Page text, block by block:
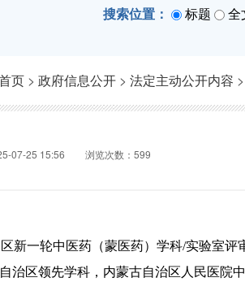
搜索位置： 标题 全
页 > 政府信息公开 > 法定主动公开内容
07-25 15:56 浏览次数：599
新一轮中医药（蒙医药）学科/实验室
治区领先学科，内蒙古自治区人民医院